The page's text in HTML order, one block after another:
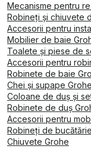
Mecanisme pentru
Robineți și chiuvete
Accesorii pentru
Mobilier de baie
Toalete și piese de
Accesorii pentru
Robinete de baie
Chei și supape Grohe
Coloane de duș și
Robinete de duș
Accesorii pentru
Robineți de
Chiuvete Grohe